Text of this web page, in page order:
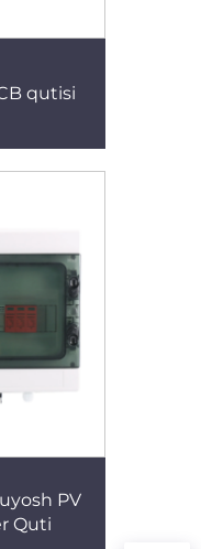
qutisi
PV
Quti